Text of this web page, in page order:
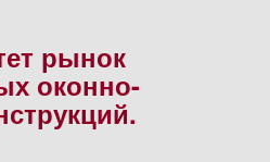
рынок
оконно-